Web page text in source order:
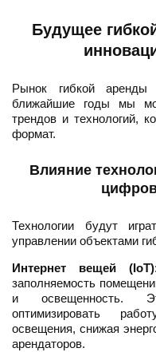
Будущее
Рынок гибкой аренды
ближайшие годы мы
трендов и технологий,
формат.
Влияние
Технологии будут
управлении объектами
Интернет вещей (IoT)
заполняемость
и освещенность.
оптимизировать
освещения, снижая
арендаторов.